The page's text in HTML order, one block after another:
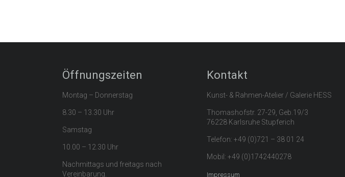
Öffnungszeiten
Montag – Donnerstag
8.30 – 13.30 Uhr
Samstag
10.00 – 12.30 Uhr
Nachmittags und freitags nach
Vereinbarung.
Kontakt
Kunst- & Rahmen-Atelier / Galerie HESS
Thomashofstr. 27-29, Geb.19/3
76228 Karlsruhe Stupferich
Telefon: +49 (0)721 – 38 01 24
Mobil: +49 (0)1742440278
Impressum